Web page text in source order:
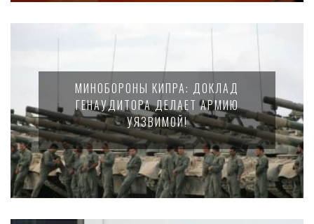
МИНОБОРОНЫ КИПРА: ДОКЛАД
ГЕНАУДИТОРА ДЕЛАЕТ АРМИЮ
УЯЗВИМОЙ!